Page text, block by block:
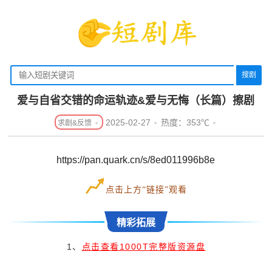
搜剧
爱与自省交错的命运轨迹&爱与无悔（长篇）擦剧
2025-02-27 热度：353℃
https://pan.quark.cn/s/8ed011996b8e
点击上方“链接”观看
精彩拓展
1、 点击查看1000T完整版资源盘